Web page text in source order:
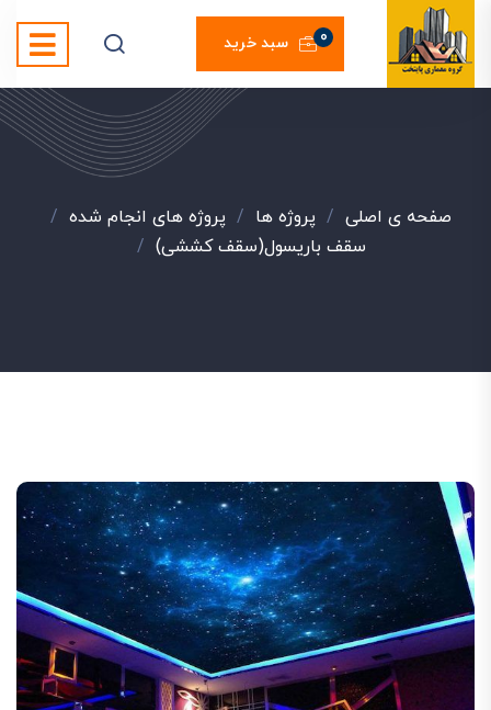
سبد خرید 0
صفحه ی اصلی / پروژه ها / پروژه های انجام شده /
سقف باریسول(سقف کششی) /